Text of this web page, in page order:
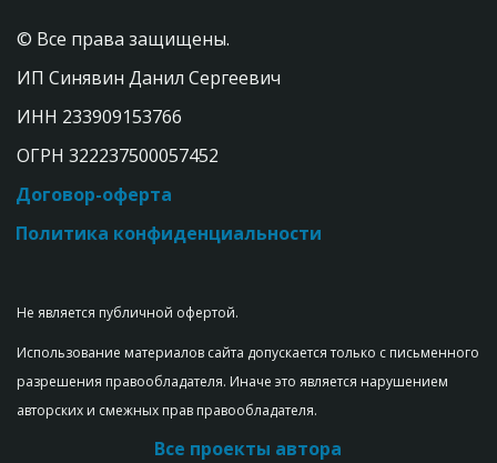
© Все права защищены.
ИП Синявин Данил Сергеевич
ИНН 233909153766
ОГРН 322237500057452
Договор-оферта
Политика конфиденциальности
Не является публичной офертой.
Использование материалов сайта допускается только с письменного
разрешения правообладателя. Иначе это является нарушением
авторских и смежных прав правообладателя.
Все проекты автора